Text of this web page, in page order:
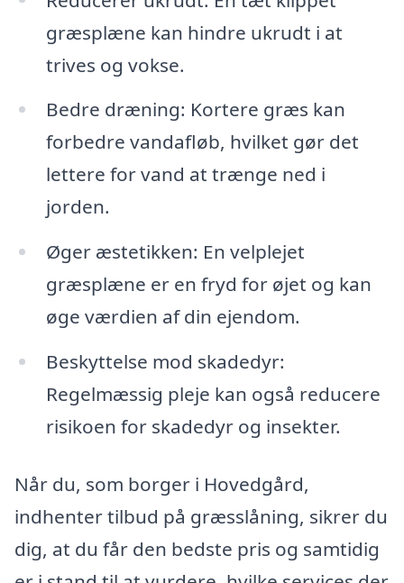
græsplæne kan hindre ukrudt i at
trives og vokse.
Bedre dræning: Kortere græs kan
forbedre vandafløb, hvilket gør det
lettere for vand at trænge ned i
jorden.
Øger æstetikken: En velplejet
græsplæne er en fryd for øjet og kan
øge værdien af din ejendom.
Beskyttelse mod skadedyr:
Regelmæssig pleje kan også reducere
risikoen for skadedyr og insekter.
Når du, som borger i Hovedgård,
indhenter tilbud på græsslåning, sikrer du
dig, at du får den bedste pris og samtidig